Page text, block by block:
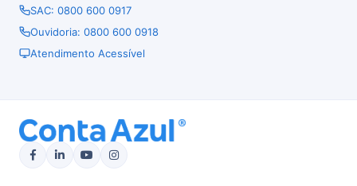
SAC: 0800 600 0917
Ouvidoria: 0800 600 0918
Atendimento Acessível